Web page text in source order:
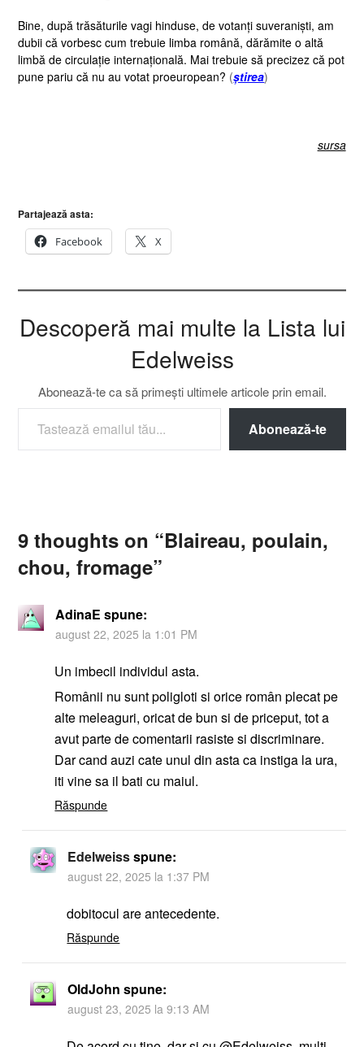
Bine, după trăsăturile vagi hinduse, de votanți suveraniști, am
dubii că vorbesc cum trebuie limba română, dărămite o altă
limbă de circulație internațională. Mai trebuie să precizez că pot
pune pariu că nu au votat proeuropean? (știrea)
sursa
Partajează asta:
Facebook
X
Descoperă mai multe la Lista lui
Edelweiss
Abonează-te ca să primești ultimele articole prin email.
TASTEAZĂ EMAILUL TĂU...
Abonează-te
9 thoughts on “Blaireau, poulain,
chou, fromage”
AdinaE spune:
august 22, 2025 la 1:01 PM
Un imbecil individul asta.
Românii nu sunt poligloti si orice român plecat pe
alte meleaguri, oricat de bun si de priceput, tot a
avut parte de comentarii rasiste si discriminare.
Dar cand auzi cate unul din asta ca instiga la ura,
iti vine sa il bati cu maiul.
Răspunde
Edelweissspune:
august 22, 2025 la 1:37 PM
dobitocul are antecedente.
Răspunde
OldJohn spune:
august 23, 2025 la 9:13 AM